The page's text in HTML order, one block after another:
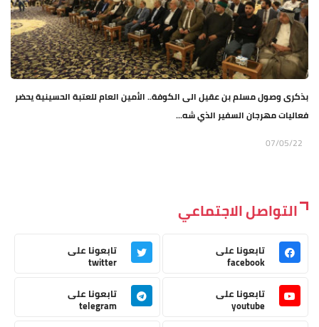
بذكرى وصول مسلم بن عقيل الى الكوفة.. الأمين العام للعتبة الحسينية يحضر
فعاليات مهرجان السفير الذي شه...
07/05/22
التواصل الاجتماعي
تابعونا على
facebook
تابعونا على
twitter
تابعونا على
youtube
تابعونا على
telegram